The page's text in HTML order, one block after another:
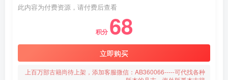
此内容为付费资源，请付费后查看
积分 68
立即购买
上百万部古籍尚待上架，添加客服微信：AB360066-----可代找各种